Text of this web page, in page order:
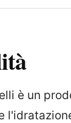
è un